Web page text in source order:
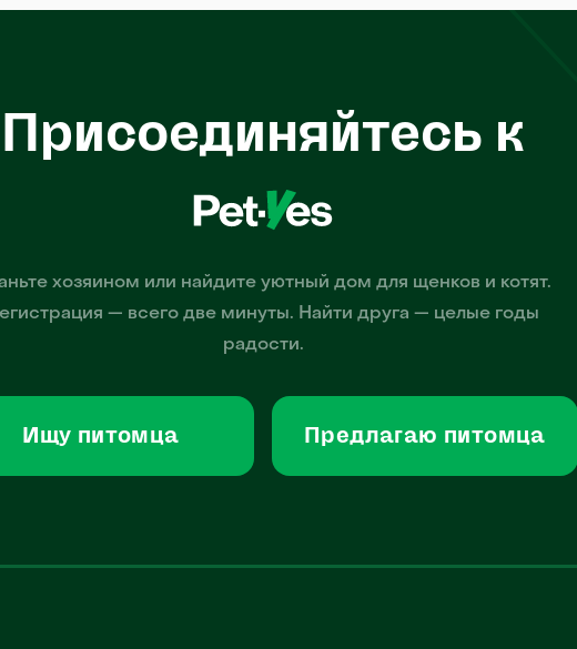
Присоединяйтесь к
хозяином или найдите уютный дом для щенков и котят.
— всего две минуты. Найти друга — целые годы
радости.
Ищу питомца Предлагаю питомца